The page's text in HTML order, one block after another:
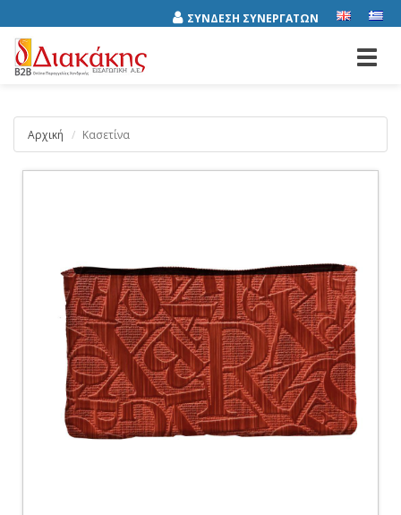
ΣΥΝΔΕΣΗ ΣΥΝΕΡΓΑΤΩΝ
Αρχική Κασετίνα